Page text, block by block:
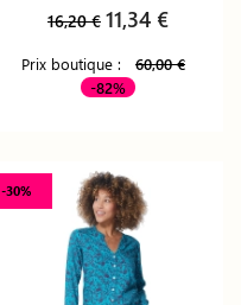
16,20 € 11,34 €
Prix boutique :
60,00 €
-82%
-30%